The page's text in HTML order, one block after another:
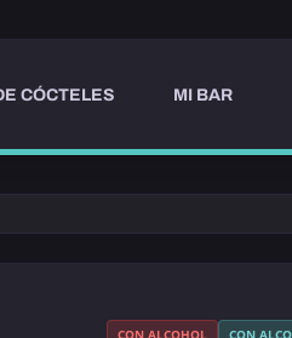
CÓCTELES MI BAR
CON ALCOHOL CON